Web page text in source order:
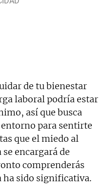
de tu bienestar
laboral podría estar
así que busca
para sentirte
que el miedo al
encargará de
comprenderás
ha sido significativa.